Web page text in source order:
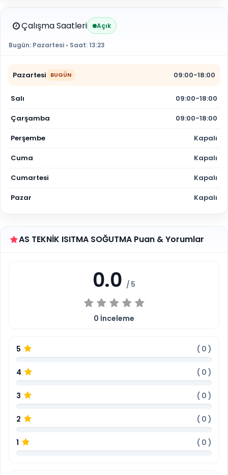
Çalışma Saatleri Açık
Bugün: Pazartesi • Saat:13:23
Pazartesi BUGÜN 09:00-18:00
Salı 09:00-18:00
Çarşamba 09:00-18:00
Perşembe Kapalı
Cuma Kapalı
Cumartesi Kapalı
Pazar Kapalı
AS TEKNİK ISITMA SOĞUTMA Puan & Yorumlar
0.0 / 5
0 İnceleme
5 ( 0 )
4 ( 0 )
3 ( 0 )
2 ( 0 )
1 ( 0 )